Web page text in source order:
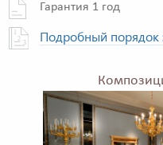
Гарантия 1 год
Подробный порядок